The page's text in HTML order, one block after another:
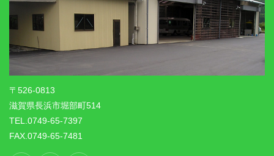
〒526-0813
滋賀県長浜市堀部町514
TEL.0749-65-7397
FAX.0749-65-7481